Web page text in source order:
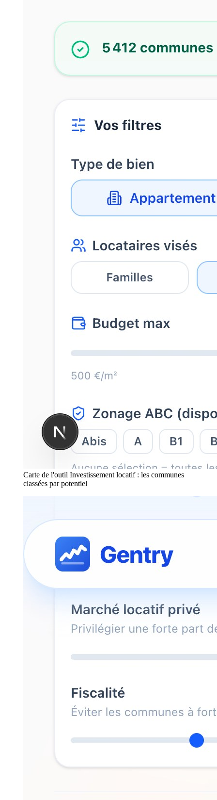
Carte de l'outil Investissement locatif : les communes
classées par potentiel